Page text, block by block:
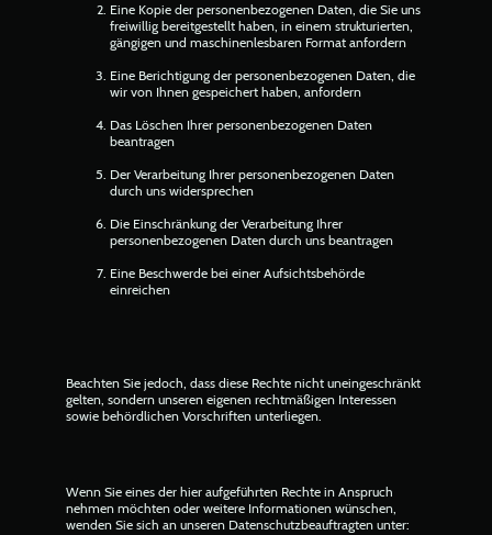
Eine Kopie der personenbezogenen Daten, die Sie uns
freiwillig bereitgestellt haben, in einem strukturierten,
gängigen und maschinenlesbaren Format anfordern
Eine Berichtigung der personenbezogenen Daten, die
wir von Ihnen gespeichert haben, anfordern
Das Löschen Ihrer personenbezogenen Daten
beantragen
Der Verarbeitung Ihrer personenbezogenen Daten
durch uns widersprechen
Die Einschränkung der Verarbeitung Ihrer
personenbezogenen Daten durch uns beantragen
Eine Beschwerde bei einer Aufsichtsbehörde
einreichen
Beachten Sie jedoch, dass diese Rechte nicht uneingeschränkt
gelten, sondern unseren eigenen rechtmäßigen Interessen
sowie behördlichen Vorschriften unterliegen.
Wenn Sie eines der hier aufgeführten Rechte in Anspruch
nehmen möchten oder weitere Informationen wünschen,
wenden Sie sich an unseren Datenschutzbeauftragten unter: